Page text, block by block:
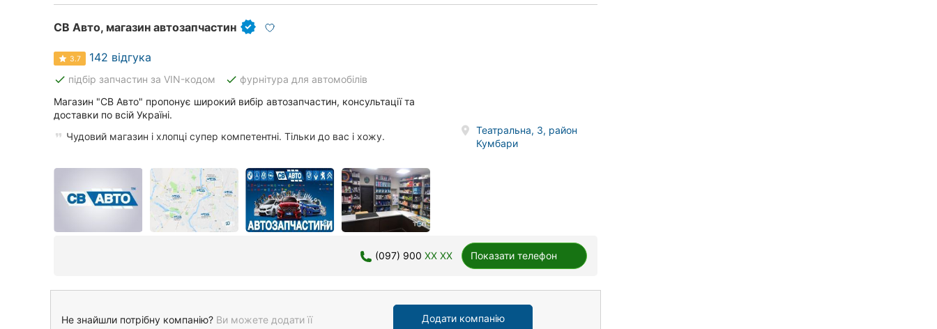
СВ Авто, магазин автозапчастин
3.7 142 відгука
done підбір запчастин за VIN-кодом done фурнітура для автомобілів
Магазин "СВ Авто" пропонує широкий вибір автозапчастин, консультації та
доставки по всій Україні.
Чудовий магазин і хлопці супер компетентні. Тільки до вас і хожу.
Театральна, 3, район
Кумбари
(097) 900 XX XX Показати телефон
Не знайшли потрібну компанію? Ви можете додати її Додати компанію